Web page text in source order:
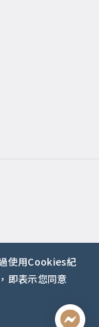
使用Cookies紀
即表示您同意